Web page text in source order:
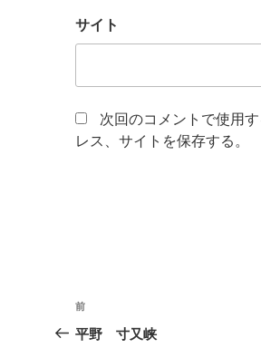
サイト
次回のコメントで使用
レス、サイトを保存する。
投
稿
前
の
前
平野 寸又峡